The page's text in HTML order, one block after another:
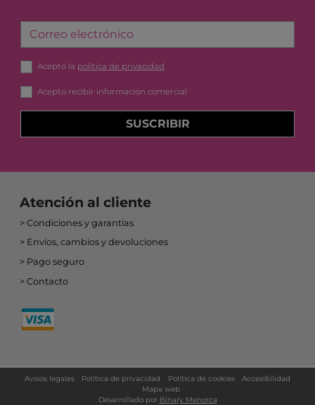
Correo electrónico
Acepto la política de privacidad
Acepto recibir información comercial
SUSCRIBIR
Atención al cliente
Condiciones y garantías
Envíos, cambios y devoluciones
Pago seguro
Contacto
Avisos legales Política de privacidad Política de cookies
Accesibilidad
Mapa web
Desarrollado por Binary Menorca